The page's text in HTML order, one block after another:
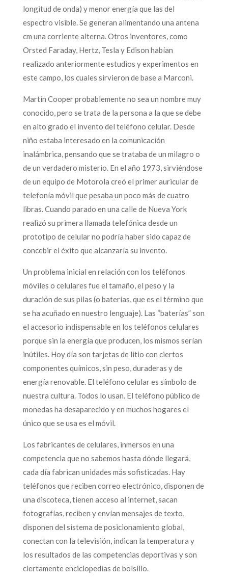
longitud de onda) y menor energía que las del
espectro visible. Se generan alimentando una antena
cm una corriente alterna. Otros inventores, como
Orsted Faraday, Hertz, Tesla y Edison habían
realizado anteriormente estudios y experimentos en
este campo, los cuales sirvieron de base a Marconi.
Martin Cooper probablemente no sea un nombre muy
conocido, pero se trata de la persona a la que se debe
en alto grado el invento del teléfono celular. Desde
niño estaba interesado en la comunicación
inalámbrica, pensando que se trataba de un milagro o
de un verdadero misterio. En el año 1973, sirviéndose
de un equipo de Motorola creó el primer auricular de
telefonía móvil que pesaba un poco más de cuatro
libras. Cuando parado en una calle de Nueva York
realizó su primera llamada telefónica desde un
prototipo de celular no podría haber sido capaz de
concebir el éxito que alcanzaría su invento.
Un problema inicial en relación con los teléfonos
móviles o celulares fue el tamaño, el peso y la
duración de sus pilas (o baterías, que es el término que
se ha acuñado en nuestro lenguaje). Las “baterías” son
el accesorio indispensable en los teléfonos celulares
porque sin la energía que producen, los mismos serían
inútiles. Hoy día son tarjetas de litio con ciertos
componentes químicos, sin peso, duraderas y de
energía renovable. El teléfono celular es símbolo de
nuestra cultura. Todos lo usan. El teléfono público de
monedas ha desaparecido y en muchos hogares el
único que se usa es el móvil.
Los fabricantes de celulares, inmersos en una
competencia que no sabemos hasta dónde llegará,
cada día fabrican unidades más sofisticadas. Hay
teléfonos que reciben correo electrónico, disponen de
una discoteca, tienen acceso al internet, sacan
fotografías, reciben y envían mensajes de texto,
disponen del sistema de posicionamiento global,
conectan con la televisión, indican la temperatura y
los resultados de las competencias deportivas y son
ciertamente enciclopedias de bolsillo.